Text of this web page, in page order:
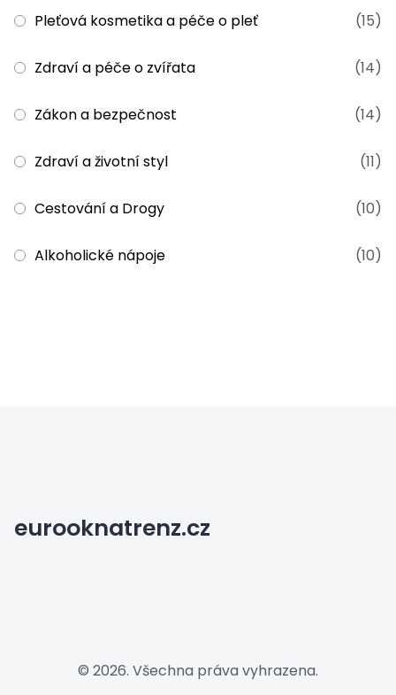
Pleťová kosmetika a péče o pleť (15)
Zdraví a péče o zvířata (14)
Zákon a bezpečnost (14)
Zdraví a životní styl (11)
Cestování a Drogy (10)
Alkoholické nápoje (10)
eurooknatrenz.cz
© 2026. Všechna práva vyhrazena.